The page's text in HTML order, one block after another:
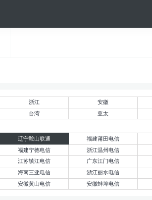
浙江 安徽
台湾 亚太
辽宁鞍山联通 福建莆田电信
福建宁德电信 浙江温州电信
江苏镇江电信 广东江门电信
海南三亚电信 浙江丽水电信
安徽黄山电信 安徽蚌埠电信